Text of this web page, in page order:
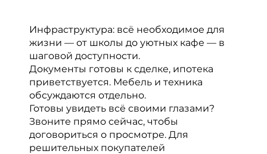
Инфраструктура: всё необходимое для
жизни — от школы до уютных кафе — в
шаговой доступности.
Документы готовы к сделке, ипотека
приветствуется. Мебель и техника
обсуждаются отдельно.
Готовы увидеть всё своими глазами?
Звоните прямо сейчас, чтобы
договориться о просмотре. Для
решительных покупателей